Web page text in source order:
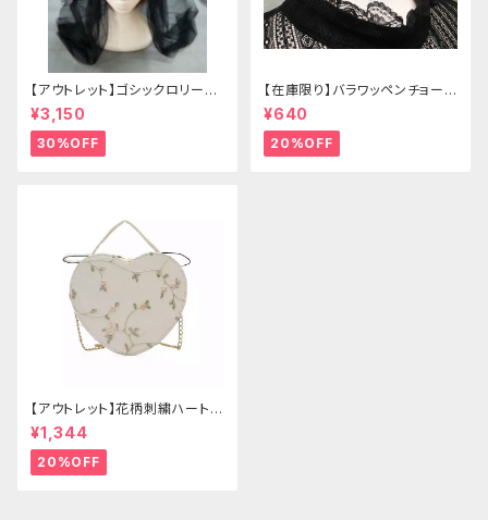
【アウトレット】ゴシックロリータ
ゴールドクラウン＆ホーン(ヴェ
ール付き)
¥3,150
30%OFF
【在庫限り】バラワッペンチョーカ
ー
¥640
20%OFF
【アウトレット】花柄刺繍ハートバ
ッグ
¥1,344
20%OFF